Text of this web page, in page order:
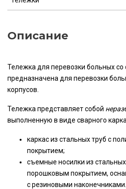
Описание
Тележка для перевозки больных
предназначена для перевозки
корпусов.
Тележка представляет собой
выполненную в виде сварного
каркас из стальных труб с
покрытием;
съемные носилки из
порошковым покрытием,
с резиновыми наконечниками.